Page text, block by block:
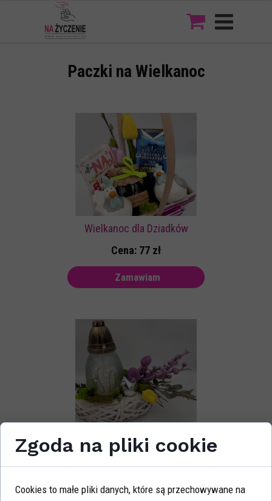
Paczki na Wielkanoc
Wielkanoc dla Dziadków
Cena: 77 zł
Zamawiam
Cena: 35 zł
Zamawiam
Zgoda na pliki cookie
Cookies to małe pliki danych, które są przechowywane na